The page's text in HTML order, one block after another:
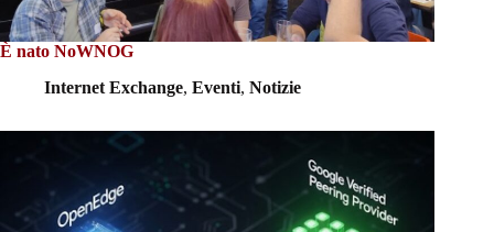
È nato NoWNOG
Internet Exchange, Eventi, Notizie